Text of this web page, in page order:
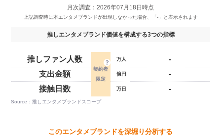
月次調査：2026年07月18日時点
推しエンタメブランド価値を構成する3つの指標
推しファン人数 万人
-
支出金額
億円
-
接触日数
万日 -
Source：推しエンタメブランドスコープ
このエンタメブランドを深堀り分析する